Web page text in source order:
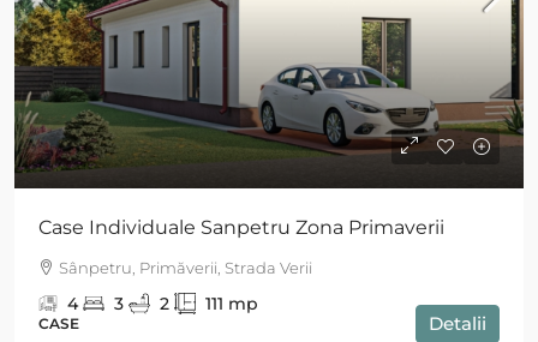
Case Individuale Sanpetru Zona Primaverii
Sânpetru, Primăverii, Strada Verii
4 3 2 111 mp
CASE Detalii